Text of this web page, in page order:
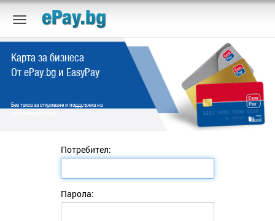
Карта за бизнеса
От ePay.bg и EasyPay
Без такса за откриване и поддръжка на
Потребител:
Парола: